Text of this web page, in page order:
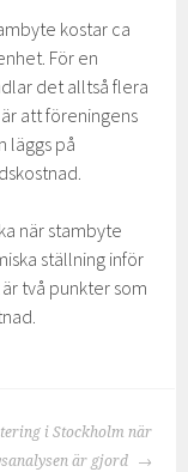
kostar ca
För en
det alltså flera
att föreningens
läggs på
när stambyte
ställning inför
två punkter som
i Stockholm när
är gjord